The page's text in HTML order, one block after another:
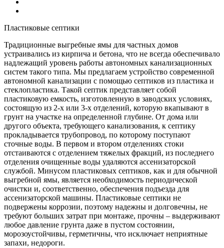
Пластиковые септики
Традиционные выгребные ямы для частных домов
устраивались из кирпича и бетона, что не всегда обеспечивало
надлежащий уровень работы автономных канализационных
систем такого типа. Мы предлагаем устройство современной
автономной канализации с помощью септиков из пластика и
стеклопластика. Такой септик представляет собой
пластиковую емкость, изготовленную в заводских условиях,
состоящую из 2-х или 3-х отделений, которую вкапывают в
грунт на участке на определенной глубине. От дома или
другого объекта, требующего канализования, к септику
прокладывается трубопровод, по которому поступают
сточные воды. В первом и втором отделениях стоки
отстаиваются с отделением тяжелых фракций, из последнего
отделения очищенные воды удаляются ассенизаторской
службой. Минусом пластиковых септиков, как и для обычной
выгребной ямы, является необходимость периодической
очистки и, соответственно, обеспечения подъезда для
ассенизаторской машины. Пластиковые септики не
подвержены коррозии, поэтому надежны и долговечны, не
требуют больших затрат при монтаже, прочны – выдерживают
любое давление грунта даже в пустом состоянии,
морозоустойчивы, герметичны, что исключает неприятные
запахи, недороги.